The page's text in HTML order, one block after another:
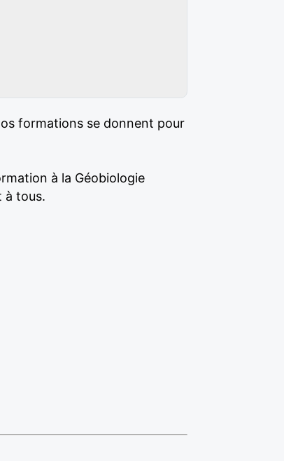
formations se donnent pour
à la Géobiologie
à tous.